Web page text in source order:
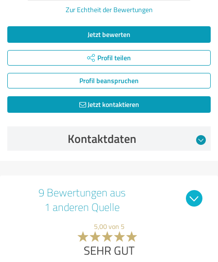
Zur Echtheit der Bewertungen
Jetzt bewerten
Profil teilen
Profil beanspruchen
Jetzt kontaktieren
Kontaktdaten
9 Bewertungen aus
1 anderen Quelle
5,00 von 5
SEHR GUT